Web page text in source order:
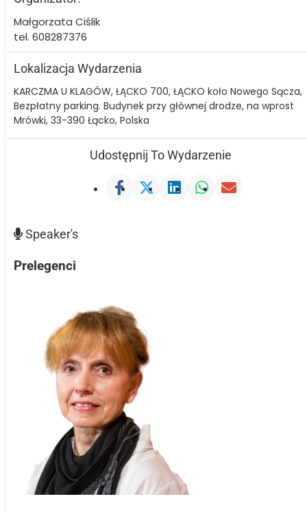
Małgorzata Ciślik
tel. 608287376
Lokalizacja Wydarzenia
KARCZMA U KLAGÓW, ŁĄCKO 700, ŁĄCKO koło Nowego Sącza,
Bezpłatny parking. Budynek przy głównej drodze, na wprost
Mrówki, 33-390 Łącko, Polska
Udostępnij To Wydarzenie
Speaker's
Prelegenci